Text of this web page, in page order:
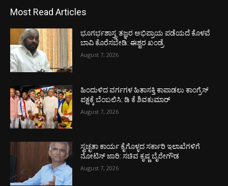
Most Read Articles
ಭೂಗರ್ಭಶಾಸ್ತ್ರ ತಜ್ಞರ ಅಭಿಪ್ರಾಯ ಪಡೆಯದೆ ಕೊಳವೆ
ಬಾವಿ ಕೊರೆಸಬೇಡಿ: ಈಶ್ವರ ಖಂಡ್ರೆ
August 7, 2026
ಹಿಂದುಳಿದ ವರ್ಗಗಳ ಹಿತಾಸಕ್ತಿ ಕಾಪಾಡಲು ಕಾಂಗ್ರೆಸ್
ಪಕ್ಷಕ್ಕೆ ಬೆಂಬಲಿಸಿ: ಡಿ ಕೆ ಶಿವಕುಮಾರ್
August 7, 2026
ಸ್ವಚ್ಛತಾ ಕಾರ್ಯ ಕೈಗೊಳ್ಳದ ಸರ್ಕಾರಿ ಇಲಾಖೆಗಳಿಗೆ
ನೋಟಿಸ್ ಜಾರಿ: ಸಚಿವ ಕೃಷ್ಣ ಬೈರೇಗೌಡ
August 7, 2026